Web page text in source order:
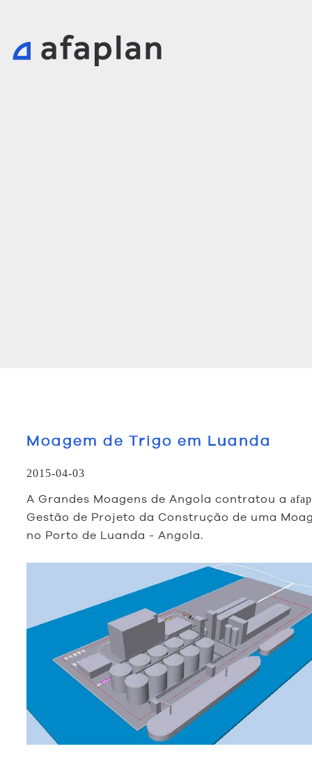
Moagem de Trigo em Luanda
2015-04-03
A Grandes Moagens de Angola contratou a
Gestão de Projeto da Construção de uma
no Porto de Luanda - Angola.